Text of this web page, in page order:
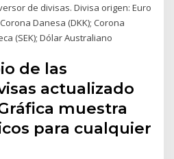
de divisas. Divisa origen: Euro
Danesa (DKK); Corona
(SEK); Dólar Australiano
de las
actualizado
muestra
para cualquier